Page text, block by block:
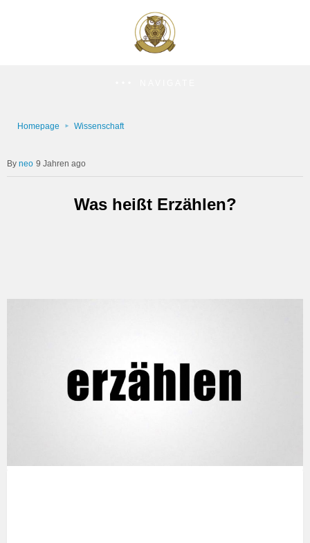
Homepage Wissenschaft
neo 9 Jahren ago
Was heißt Erzählen?